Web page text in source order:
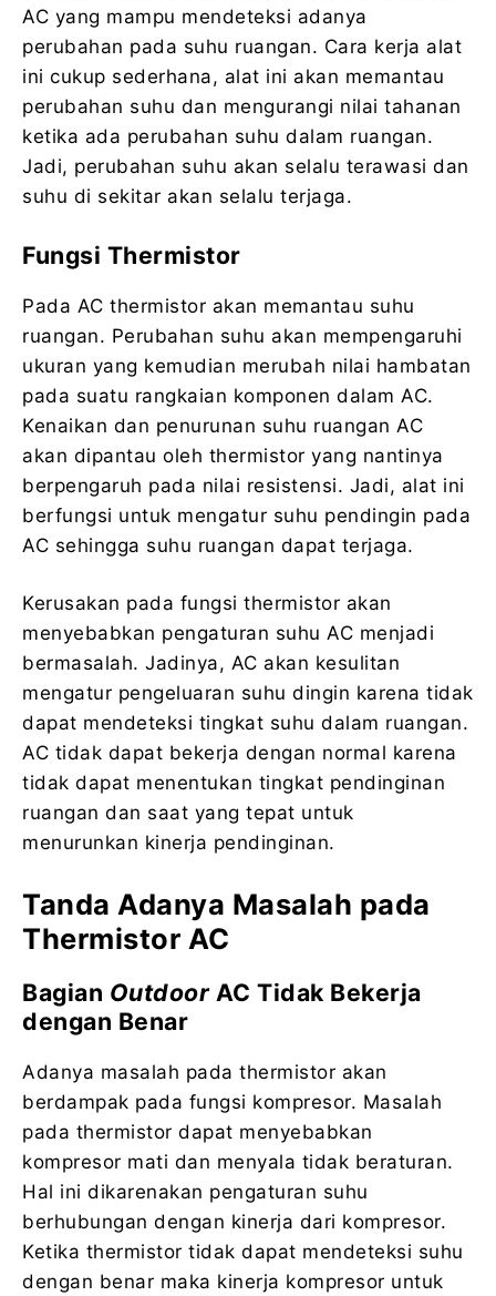
AC yang mampu mendeteksi adanya
perubahan pada suhu ruangan. Cara kerja alat
ini cukup sederhana, alat ini akan memantau
perubahan suhu dan mengurangi nilai tahanan
ketika ada perubahan suhu dalam ruangan.
Jadi, perubahan suhu akan selalu terawasi dan
suhu di sekitar akan selalu terjaga.
Fungsi Thermistor
Pada AC thermistor akan memantau suhu
ruangan. Perubahan suhu akan mempengaruhi
ukuran yang kemudian merubah nilai hambatan
pada suatu rangkaian komponen dalam AC.
Kenaikan dan penurunan suhu ruangan AC
akan dipantau oleh thermistor yang nantinya
berpengaruh pada nilai resistensi. Jadi, alat ini
berfungsi untuk mengatur suhu pendingin pada
AC sehingga suhu ruangan dapat terjaga.
Kerusakan pada fungsi thermistor akan
menyebabkan pengaturan suhu AC menjadi
bermasalah. Jadinya, AC akan kesulitan
mengatur pengeluaran suhu dingin karena tidak
dapat mendeteksi tingkat suhu dalam ruangan.
AC tidak dapat bekerja dengan normal karena
tidak dapat menentukan tingkat pendinginan
ruangan dan saat yang tepat untuk
menurunkan kinerja pendinginan.
Tanda Adanya Masalah pada
Thermistor AC
Bagian OutdoorAC Tidak Bekerja
dengan Benar
Adanya masalah pada thermistor akan
berdampak pada fungsi kompresor. Masalah
pada thermistor dapat menyebabkan
kompresor mati dan menyala tidak beraturan.
Hal ini dikarenakan pengaturan suhu
berhubungan dengan kinerja dari kompresor.
Ketika thermistor tidak dapat mendeteksi suhu
dengan benar maka kinerja kompresor untuk